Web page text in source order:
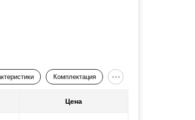
Комплектация
Цена